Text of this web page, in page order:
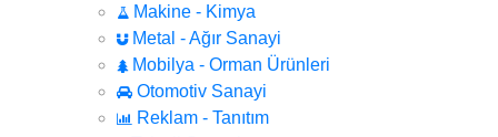
Makine - Kimya
Metal - Ağır Sanayi
Mobilya - Orman Ürünleri
Otomotiv Sanayi
Reklam - Tanıtım